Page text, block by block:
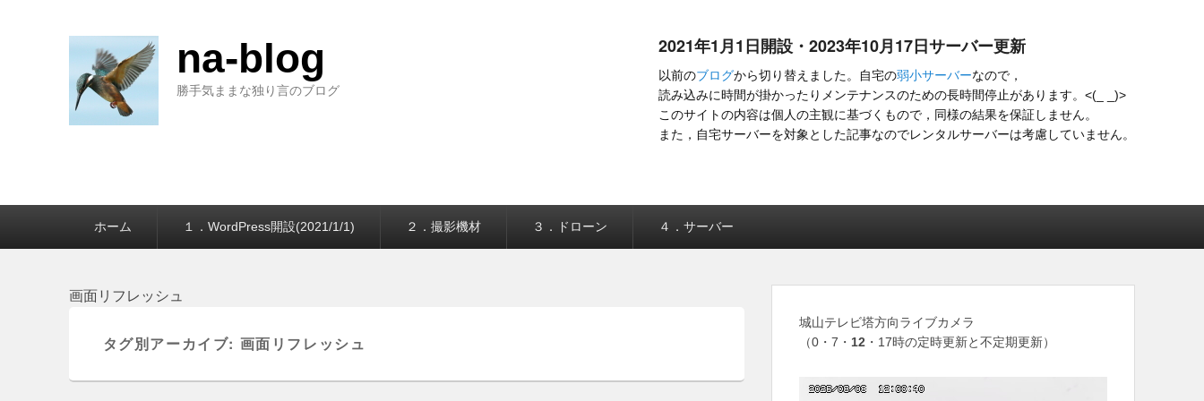
na-blog
勝手気ままな独り言のブログ
2021年1月1日開設・2023年10月17日サーバー更新
以前のブログから切り替えました。自宅の弱小サーバーなので，
読み込みに時間が掛かったりメンテナンスのための長時間停止があります。<(_ _)>
このサイトの内容は個人の主観に基づくもので，同様の結果を保証しません。
また，自宅サーバーを対象とした記事なのでレンタルサーバーは考慮していません。
メ
ホーム １．WordPress開設(2021/1/1) ２．撮影機材 ３．ドローン ４．サーバー
画面リフレッシュ
タグ別アーカイブ: 画面リフレッシュ
城山テレビ塔方向ライブカメラ
（0・7・ 12 ・17時の定時更新と不定期更新）